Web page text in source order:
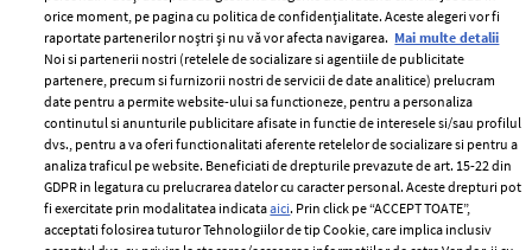
ELLE Style Awards
2024
Despre ELLE
Romania
Contact
Termeni si conditii
Politica de
confidențialitate
Politica de cookies
Publicitate
orice moment, pe pagina cu politica de confidențialitate. Aceste alegeri vor fi
raportate partenerilor noștri și nu vă vor afecta navigarea. Mai multe detalii
Noi si partenerii nostri (retelele de socializare si agentiile de publicitate
partenere, precum si furnizorii nostri de servicii de date analitice) prelucram
date pentru a permite website-ului sa functioneze, pentru a personaliza
continutul si anunturile publicitare afisate in functie de interesele si/sau profilul
dvs., pentru a va oferi functionalitati aferente retelelor de socializare si pentru a
analiza traficul pe website. Beneficiati de drepturile prevazute de art. 15-22 din
GDPR in legatura cu prelucrarea datelor cu caracter personal. Aceste drepturi pot
fi exercitate prin modalitatea indicataaici. Prin click pe “ACCEPT TOATE”,
acceptati folosirea tuturor Tehnologiilor de tip Cookie, care implica inclusiv